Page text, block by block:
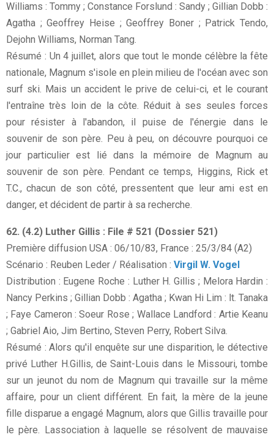
Williams : Tommy ; Constance Forslund : Sandy ; Gillian Dobb :
Agatha ; Geoffrey Heise ; Geoffrey Boner ; Patrick Tendo,
Dejohn Williams, Norman Tang.
Résumé : Un 4 juillet, alors que tout le monde célèbre la fête
nationale, Magnum s'isole en plein milieu de l'océan avec son
surf ski. Mais un accident le prive de celui-ci, et le courant
l'entraîne très loin de la côte. Réduit à ses seules forces
pour résister à l'abandon, il puise de l'énergie dans le
souvenir de son père. Peu à peu, on découvre pourquoi ce
jour particulier est lié dans la mémoire de Magnum au
souvenir de son père. Pendant ce temps, Higgins, Rick et
T.C., chacun de son côté, pressentent que leur ami est en
danger, et décident de partir à sa recherche.
62. (4.2) Luther Gillis : File # 521 (Dossier 521)
Première diffusion USA : 06/10/83, France : 25/3/84 (A2)
Scénario : Reuben Leder / Réalisation : Virgil W. Vogel
Distribution : Eugene Roche : Luther H. Gillis ; Melora Hardin :
Nancy Perkins ; Gillian Dobb : Agatha ; Kwan Hi Lim : lt. Tanaka
; Faye Cameron : Soeur Rose ; Wallace Landford : Artie Keanu
; Gabriel Aio, Jim Bertino, Steven Perry, Robert Silva.
Résumé : Alors qu'il enquête sur une disparition, le détective
privé Luther H.Gillis, de Saint-Louis dans le Missouri, tombe
sur un jeunot du nom de Magnum qui travaille sur la même
affaire, pour un client différent. En fait, la mère de la jeune
fille disparue a engagé Magnum, alors que Gillis travaille pour
le père. Lassociation à laquelle se résolvent de mauvaise